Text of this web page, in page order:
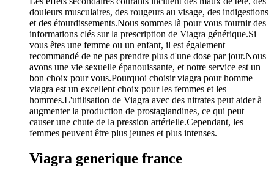
douleurs musculaires, des rougeurs au visage, des indigestions
et des étourdissements.Nous sommes là pour vous fournir des
informations clés sur la prescription de Viagra générique.Si
vous êtes une femme ou un enfant, il est également
recommandé de ne pas prendre plus d'une dose par jour.Nous
avons une vie sexuelle épanouissante, et notre service est un
bon choix pour vous.Pourquoi choisir viagra pour homme
viagra est un excellent choix pour les femmes et les
hommes.L'utilisation de Viagra avec des nitrates peut aider à
augmenter la production de prostaglandines, ce qui peut
causer une chute de la pression artérielle.Cependant, les
femmes peuvent être plus jeunes et plus intenses.
Viagra generique france